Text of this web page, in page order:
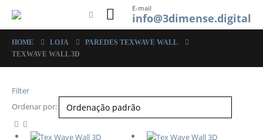
E-mail
info@3dimense.digital
HOME LOJA
PAREDES TEXWAVE WALL
TEXWAVE WALL 3D
Filter
Ordenar por: